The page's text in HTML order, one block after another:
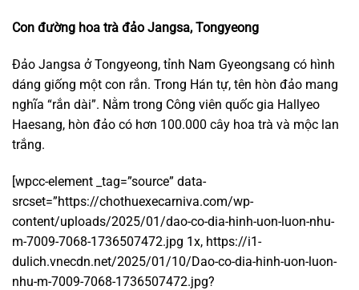
Con đường hoa trà đảo Jangsa, Tongyeong
Đảo Jangsa ở Tongyeong, tỉnh Nam Gyeongsang có hình
dáng giống một con rắn. Trong Hán tự, tên hòn đảo mang
nghĩa “rắn dài”. Nằm trong Công viên quốc gia Hallyeo
Haesang, hòn đảo có hơn 100.000 cây hoa trà và mộc lan
trắng.
[wpcc-element _tag=”source” data-
srcset=”https://chothuexecarniva.com/wp-
content/uploads/2025/01/dao-co-dia-hinh-uon-luon-nhu-
m-7009-7068-1736507472.jpg 1x, https://i1-
dulich.vnecdn.net/2025/01/10/Dao-co-dia-hinh-uon-luon-
nhu-m-7009-7068-1736507472.jpg?